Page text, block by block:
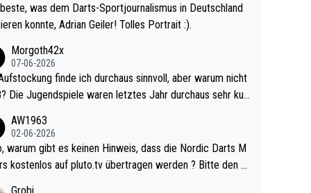
was dem Darts-Sportjournalismus in Deutschland
konnte, Adrian Geiler! Tolles Portrait :).
Morgoth42x
07-06-2026
finde ich durchaus sinnvoll, aber warum nicht
sehr kur
Somit ändert die automatische Qualifikation des Weltm
nichts. Ich denke sie wollen damit für nächste
AW1963
02-06-2026
M
kostenlos auf pluto.tv übertragen werden ? Bitte den A